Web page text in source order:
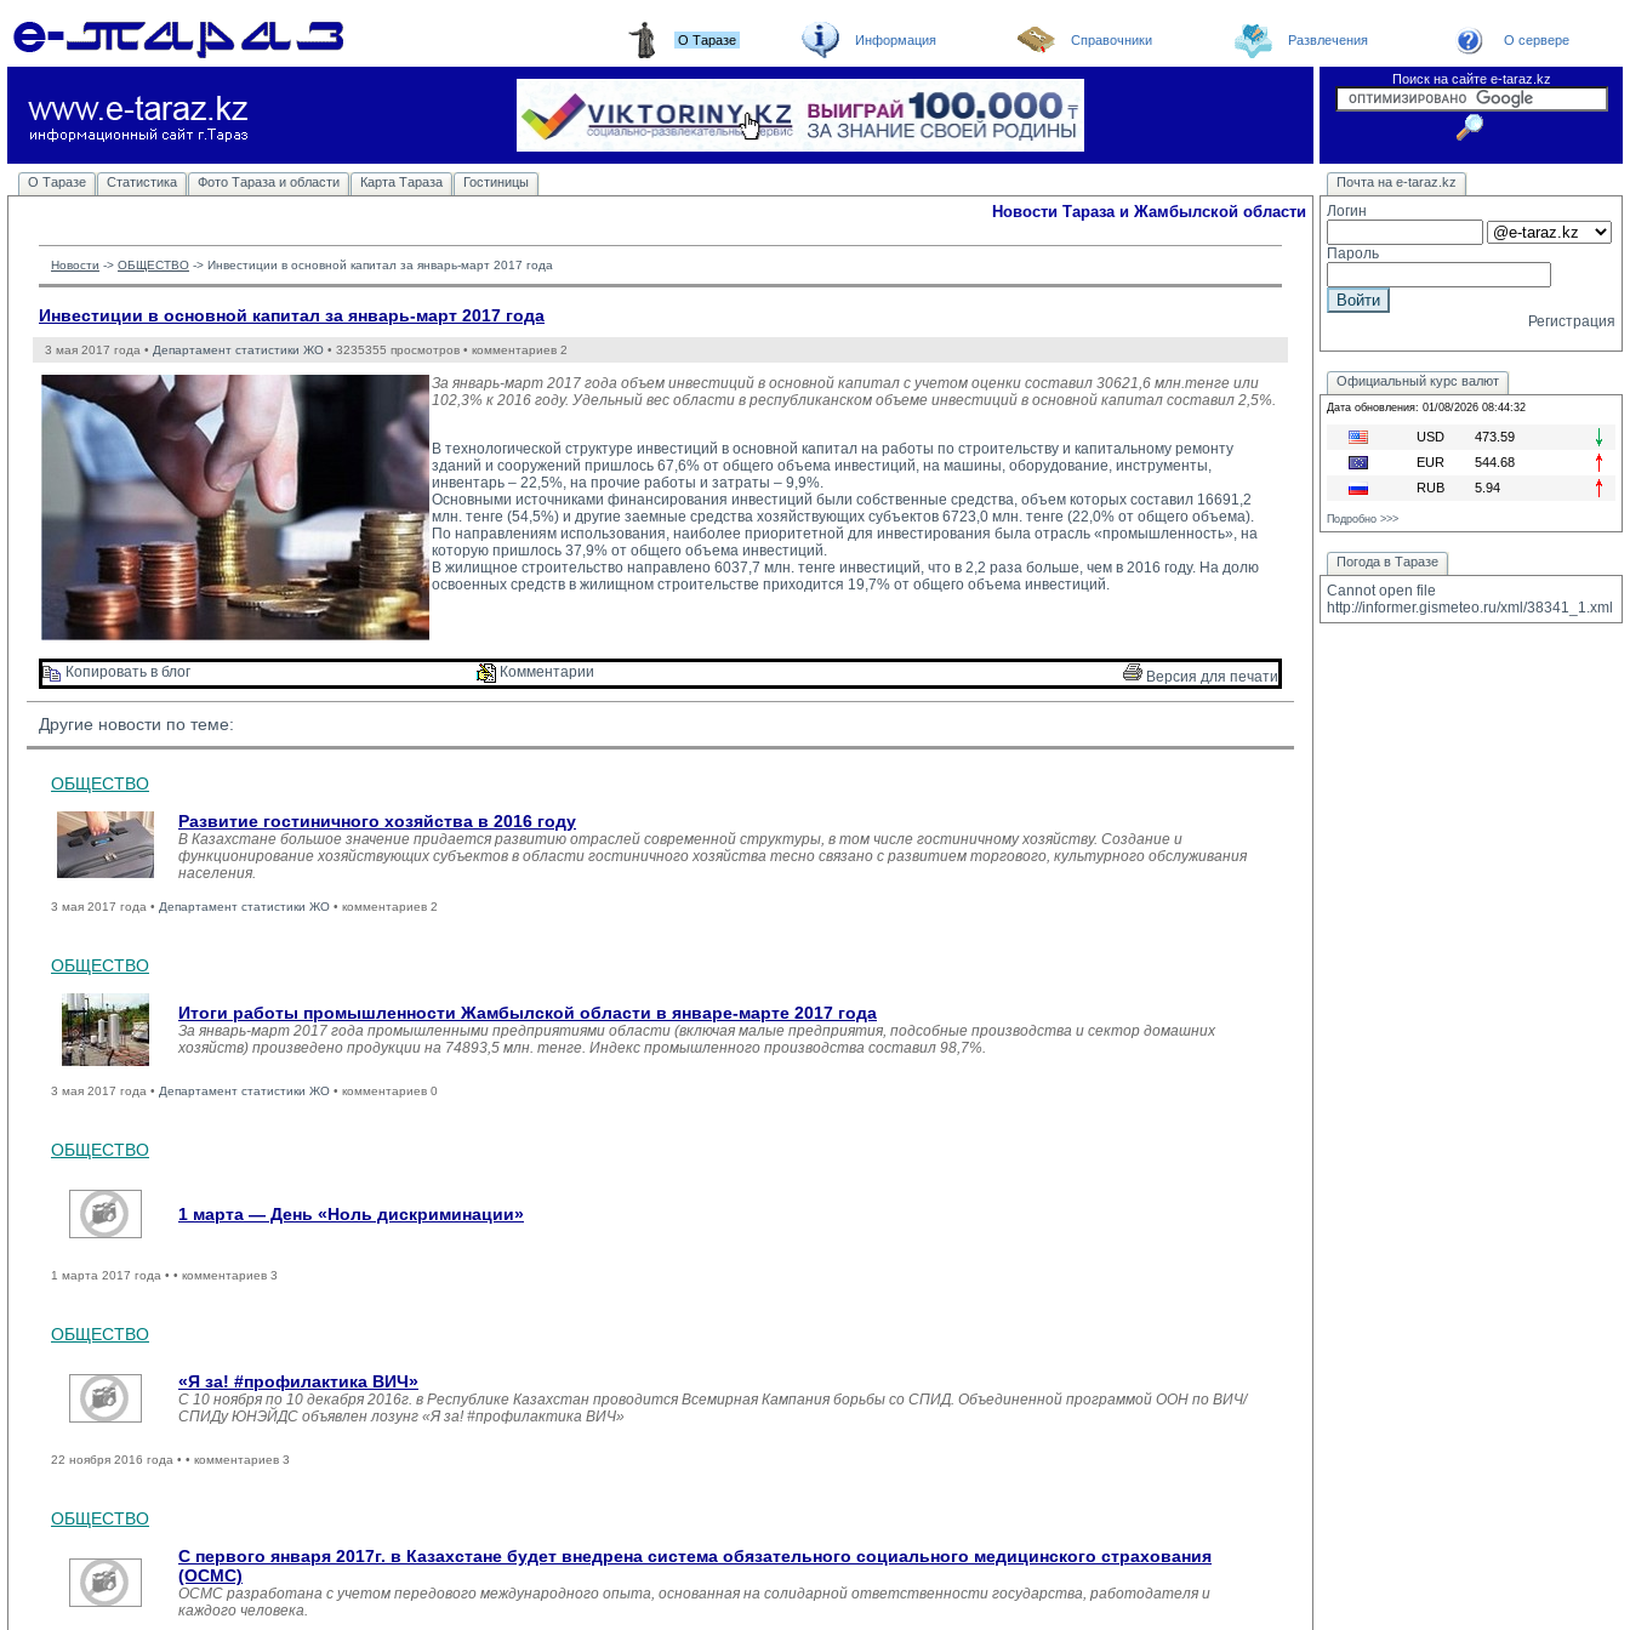
О Таразе Информация Справочники Развлечения О сервере
Поиск на сайте e-taraz.kz
О Таразе Статистика Фото Тараза и области Карта Тараза Гостиницы Новости Погода в Таразе
Телефоный справочник
Видеоконференция
Новости e-taraz
Новости Тараза и Жамбылской области
Новости -> ОБЩЕСТВО -> Инвестиции в основной капитал за январь-март 2017 года
Инвестиции в основной капитал за январь-март 2017 года
3 мая 2017 года • Департамент статистики ЖО • 3235355 просмотров • комментариев 2
За январь-март 2017 года объем инвестиций в основной капитал с учетом оценки составил 30621,6 млн.тенге или
102,3% к 2016 году. Удельный вес области в республиканском объеме инвестиций в основной капитал составил 2,5%.
В технологической структуре инвестиций в основной капитал на работы по строительству и капитальному ремонту
зданий и сооружений пришлось 67,6% от общего объема инвестиций, на машины, оборудование, инструменты,
инвентарь – 22,5%, на прочие работы и затраты – 9,9%.
Основными источниками финансирования инвестиций были собственные средства, объем которых составил 16691,2
млн. тенге (54,5%) и другие заемные средства хозяйствующих субъектов 6723,0 млн. тенге (22,0% от общего объема).
По направлениям использования, наиболее приоритетной для инвестирования была отрасль «промышленность», на
которую пришлось 37,9% от общего объема инвестиций.
В жилищное строительство направлено 6037,7 млн. тенге инвестиций, что в 2,2 раза больше, чем в 2016 году. На долю
освоенных средств в жилищном строительстве приходится 19,7% от общего объема инвестиций.
Копировать в блог Комментарии Версия для печати
Другие новости по теме:
ОБЩЕСТВО
Развитие гостиничного хозяйства в 2016 году
В Казахстане большое значение придается развитию отраслей современной структуры, в том числе гостиничному хозяйству. Создание и
функционирование хозяйствующих субъектов в области гостиничного хозяйства тесно связано с развитием торгового, культурного обслуживания
населения.
3 мая 2017 года • Департамент статистики ЖО • комментариев 2
ОБЩЕСТВО
Итоги работы промышленности Жамбылской области в январе-марте 2017 года
За январь-март 2017 года промышленными предприятиями области (включая малые предприятия, подсобные производства и сектор домашних
хозяйств) произведено продукции на 74893,5 млн. тенге. Индекс промышленного производства составил 98,7%.
3 мая 2017 года • Департамент статистики ЖО • комментариев 0
ОБЩЕСТВО
1 марта — День «Ноль дискриминации»
1 марта 2017 года • • комментариев 3
ОБЩЕСТВО
«Я за! #профилактика ВИЧ»
С 10 ноября по 10 декабря 2016г. в Республике Казахстан проводится Всемирная Кампания борьбы со СПИД. Объединенной программой ООН по ВИЧ/
СПИДу ЮНЭЙДС объявлен лозунг «Я за! #профилактика ВИЧ»
22 ноября 2016 года • • комментариев 3
ОБЩЕСТВО
С первого января 2017г. в Казахстане будет внедрена система обязательного социального медицинского страхования
(ОСМС)
ОСМС разработана с учетом передового международного опыта, основанная на солидарной ответственности государства, работодателя и
каждого человека.
Почта на e-taraz.kz
Логин
Пароль
Регистрация
Официальный курс валют
Дата обновления: 01/08/2026 08:44:32
USD
473.59
EUR
544.68
RUB
5.94
Подробно >>>
Погода в Таразе
Cannot open file
http://informer.gismeteo.ru/xml/38341_1.xml